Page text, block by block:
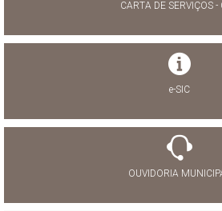
CARTA DE SERVIÇOS -
e-SIC
OUVIDORIA